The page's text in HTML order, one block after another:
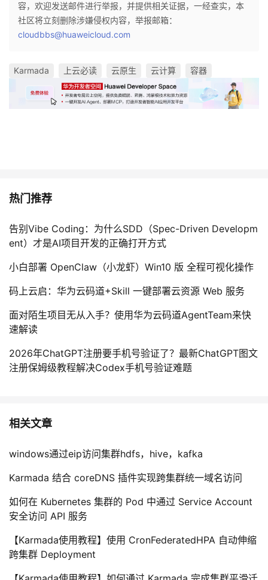
容，欢迎发送邮件进行举报，并提供相关证据，一经查实，本
社区将立刻删除涉嫌侵权内容，举报邮箱：
cloudbbs@huaweicloud.com
Karmada 上云必读 云原生 云计算 容器
热门推荐
告别Vibe Coding：为什么SDD（Spec-Driven Developm
ent）才是AI项目开发的正确打开方式
小白部署 OpenClaw（小龙虾）Win10 版 全程可视化操作
码上云启：华为云码道+Skill 一键部署云资源 Web 服务
面对陌生项目无从入手？使用华为云码道AgentTeam来快
速解读
2026年ChatGPT注册要手机号验证了？最新ChatGPT图文
注册保姆级教程解决Codex手机号验证难题
相关文章
windows通过eip访问集群hdfs，hive，kafka
Karmada 结合 coreDNS 插件实现跨集群统一域名访问
如何在 Kubernetes 集群的 Pod 中通过 Service Account
安全访问 API 服务
【Karmada使用教程】使用 CronFederatedHPA 自动伸缩
跨集群 Deployment